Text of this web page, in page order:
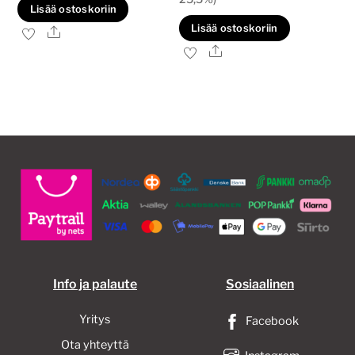
40,00€.30,00€.
Lisää ostoskoriin
Ale
oli:
45,00€.
on:
40,00€.
Lisää ostoskoriin
Ale
Info ja palaute
Yritys
Ota yhteyttä
Sosiaalinen
Facebook